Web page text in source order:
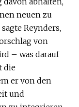
neuen zu
Reynders,
von
– was darauf
die
er von den
und